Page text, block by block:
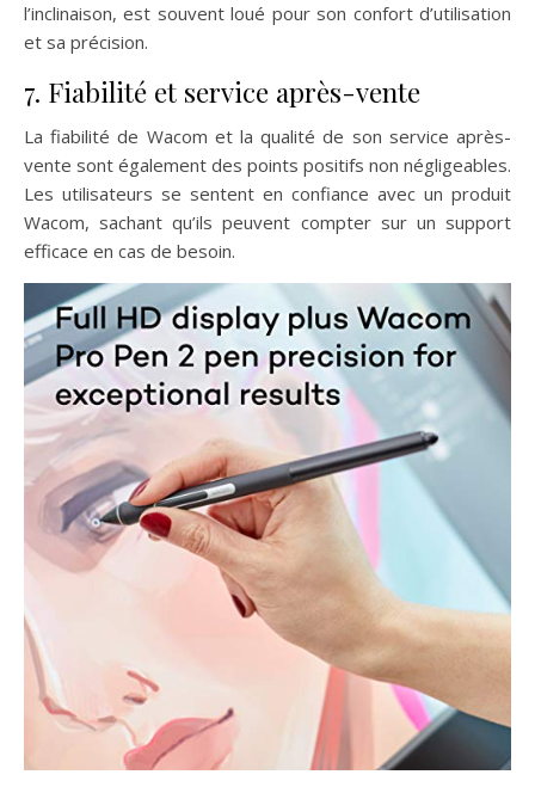
l’inclinaison, est souvent loué pour son confort d’utilisation
et sa précision.
7. Fiabilité et service après-vente
La fiabilité de Wacom et la qualité de son service après-
vente sont également des points positifs non négligeables.
Les utilisateurs se sentent en confiance avec un produit
Wacom, sachant qu’ils peuvent compter sur un support
efficace en cas de besoin.